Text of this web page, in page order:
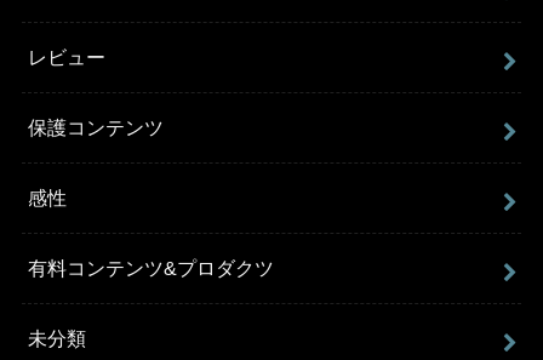
レビュー
保護コンテンツ
感性
有料コンテンツ&プロダクツ
未分類